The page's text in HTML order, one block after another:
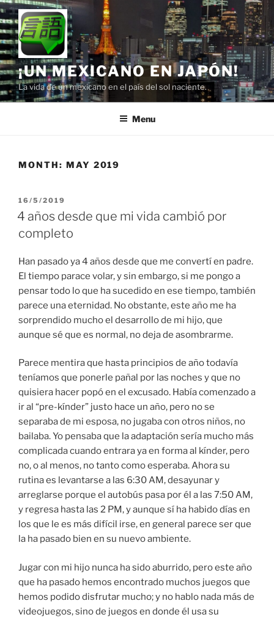
Skip
to
content
¡UN MEXICANO EN JAPÓN!
La vida de un mexicano en el país del sol naciente.
Menu
MONTH: MAY 2019
POSTED
ON
16/5/2019
4 años desde que mi vida cambió por
completo
Han pasado ya 4 años desde que me convertí en padre.
El tiempo parace volar, y sin embargo, si me pongo a
pensar todo lo que ha sucedido en ese tiempo, también
parece una eternidad. No obstante, este año me ha
sorprendido mucho el desarrollo de mi hijo, que
aunque sé que es normal, no deja de asombrarme.
Parece mentira que hasta principios de año todavía
teníamos que ponerle pañal por las noches y que no
quisiera hacer popó en el excusado. Había comenzado a
ir al “pre-kínder” justo hace un año, pero no se
separaba de mi esposa, no jugaba con otros niños, no
bailaba. Yo pensaba que la adaptación sería mucho más
complicada cuando entrara ya en forma al kínder, pero
no, o al menos, no tanto como esperaba. Ahora su
rutina es levantarse a las 6:30 AM, desayunar y
arreglarse porque el autobús pasa por él a las 7:50 AM,
y regresa hasta las 2 PM, y aunque sí ha habido días en
los que le es más difícil irse, en general parece ser que
la ha pasado bien en su nuevo ambiente.
Jugar con mi hijo nunca ha sido aburrido, pero este año
que ha pasado hemos encontrado muchos juegos que
hemos podido disfrutar mucho; y no hablo nada más de
videojuegos, sino de juegos en donde él usa su